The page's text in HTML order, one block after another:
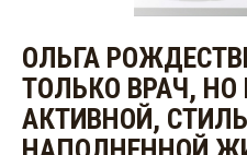
ОЛЬГА
ТОЛЬКО ВРАЧ,
АКТИВНОЙ,